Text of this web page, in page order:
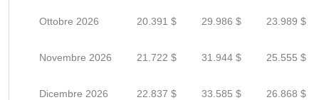
Ottobre 2026 20.391 $ 29.986 $ 23.989 $
Novembre 2026 21.722 $ 31.944 $ 25.555 $
Dicembre 2026 22.837 $ 33.585 $ 26.868 $